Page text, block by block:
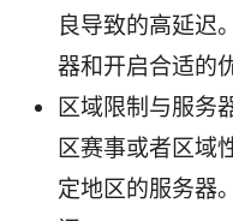
良导致的高延迟
器和开启合适的
区域限制与服务
区赛事或者区域
定地区的服务器